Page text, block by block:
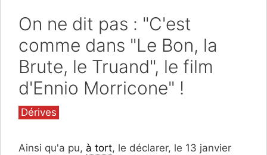
On ne dit pas : "C'est
comme dans "Le Bon, la
Brute, le Truand", le film
d'Ennio Morricone" !
Catégories
Dérives
Ainsi qu'a pu, à tort, le déclarer, le 13 janvier